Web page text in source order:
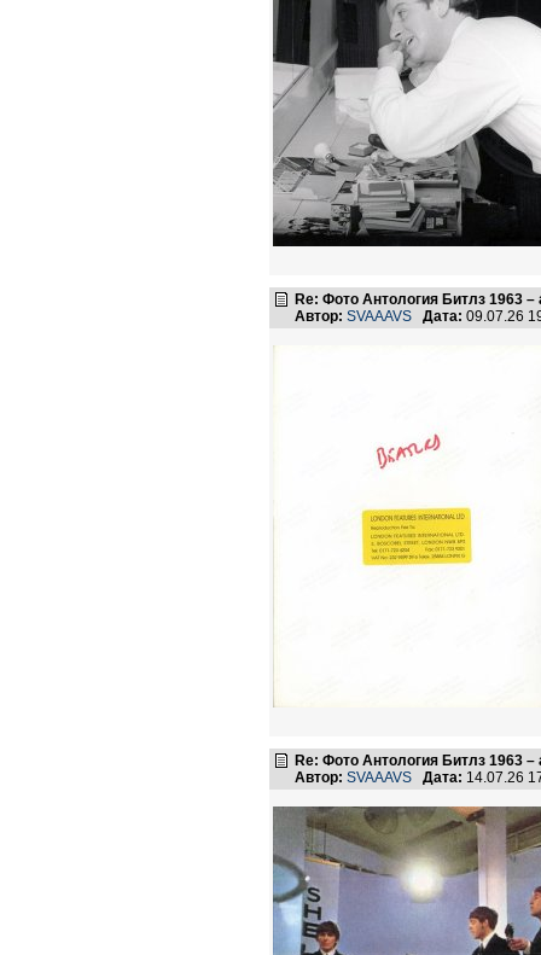
Re: Фото Антология Битлз 1963 –
Автор: SVAAAVS Дата: 09.07.26
Re: Фото Антология Битлз 1963 –
Автор: SVAAAVS Дата: 14.07.26